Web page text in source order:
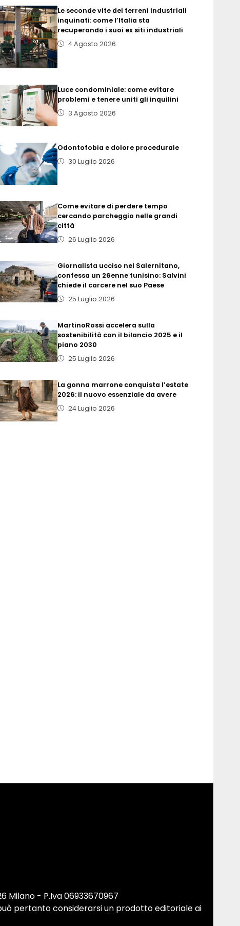
Le seconde vite dei terreni industriali
inquinati: come l’Italia sta
recuperando i suoi ex siti industriali
4 Agosto 2026
Luce condominiale: come evitare
problemi e tenere uniti gli inquilini
3 Agosto 2026
Odontofobia e dolore procedurale
30 Luglio 2026
Come evitare di perdere tempo
cercando parcheggio nelle grandi
città
26 Luglio 2026
Giornalista ucciso nel Salernitano,
confessa un 26enne tunisino: Salvini
chiede il carcere nel suo Paese
25 Luglio 2026
MartinoRossi accelera sulla
sostenibilità con il bilancio 2025 e il
piano 2030
25 Luglio 2026
La gonna marrone conquista l’estate
2026: il nuovo essenziale da avere
24 Luglio 2026
Milano - P.Iva 06933670967
pertanto considerarsi un prodotto editoriale ai